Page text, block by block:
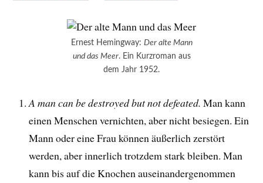
Ernest Hemingway: Der alte Mann
und das Meer. Ein Kurzroman aus
dem Jahr 1952.
A man can be destroyed but not defeated. Man kann
einen Menschen vernichten, aber nicht besiegen. Ein
Mann oder eine Frau können äußerlich zerstört
werden, aber innerlich trotzdem stark bleiben. Man
kann bis auf die Knochen auseinandergenommen